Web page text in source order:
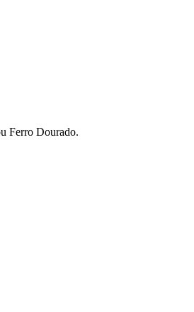
Ferro Dourado.